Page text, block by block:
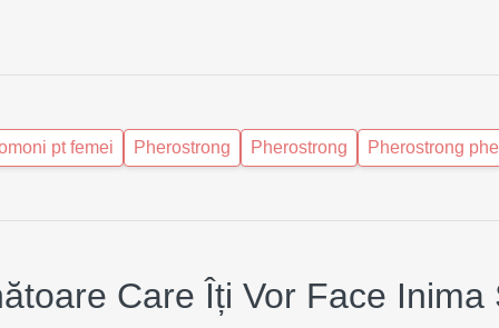
pt femei Pherostrong Pherostrong Pherostrong
Care Îți Vor Face Inima